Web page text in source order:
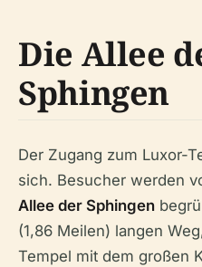
Die Allee
Sphingen
Der Zugang zum Luxor-
sich. Besucher werden
Allee der Sphingen
(1,86 Meilen) langen
Tempel mit dem großen